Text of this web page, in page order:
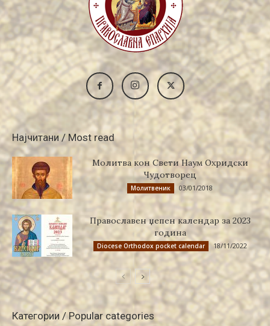
Најчитани / Most read
Молитва кон Свети Наум Охридски
Чудотворец
Молитвеник 03/01/2018
Православен џепен календар за 2023
година
Diocese Orthodox pocket calendar 18/11/2022
Категории / Popular categories